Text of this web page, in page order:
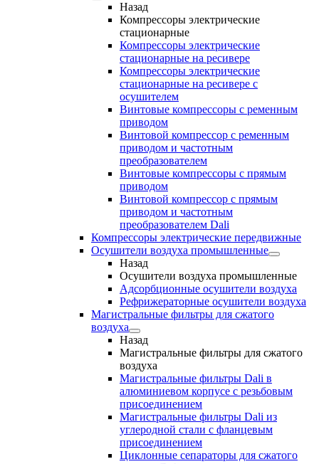
Назад
Компрессоры электрические
стационарные
Компрессоры электрические
стационарные на ресивере
Компрессоры электрические
стационарные на ресивере с
осушителем
Винтовые компрессоры с ременным
приводом
Винтовой компрессор с ременным
приводом и частотным
преобразователем
Винтовые компрессоры с прямым
приводом
Винтовой компрессор с прямым
приводом и частотным
преобразователем Dali
Компрессоры электрические передвижные
Осушители воздуха промышленные
Назад
Осушители воздуха промышленные
Адсорбционные осушители воздуха
Рефрижераторные осушители воздуха
Магистральные фильтры для сжатого
воздуха
Назад
Магистральные фильтры для сжатого
воздуха
Магистральные фильтры Dali в
алюминиевом корпусе с резьбовым
присоединением
Магистральные фильтры Dali из
углеродной стали с фланцевым
присоединением
Циклонные сепараторы для сжатого